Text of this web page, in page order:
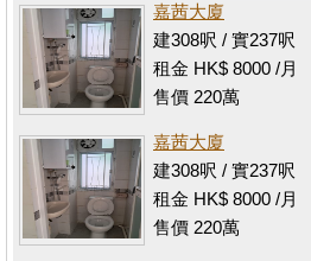
嘉茜大廈
建308呎 / 實237呎
租金 HK$ 8000 /月
售價 220萬
嘉茜大廈
建308呎 / 實237呎
租金 HK$ 8000 /月
售價 220萬